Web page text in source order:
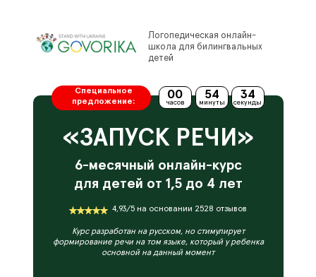
Логопедическая онлайн-
школа для билингвальных
детей
«ЗАПУСК РЕЧИ»
4,93/5 на основании 2528 отзывов
Курс разработан на русском, но стимулирует
формирование речи на том языке, который у ребенка
основной на данный момент
6-месячный онлайн-курс
для детей от 1,5 до 4 лет
00
часов
54
минуты
Специальное
предложение:
33
секунды